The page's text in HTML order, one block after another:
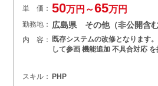
単 価： 50万円～65万円
勤務地： 広島県 その他（非公開含む
内 容：
既存システムの改修となります
して参画 機能追加 不具合対応 を
スキル： PHP